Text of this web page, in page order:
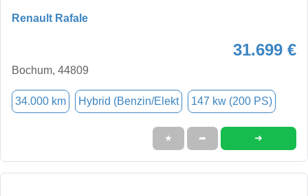
Renault Rafale
31.699 €
Bochum, 44809
34.000 km Hybrid (Benzin/Elekt 147 kw (200 PS)
★ ➦ ➜